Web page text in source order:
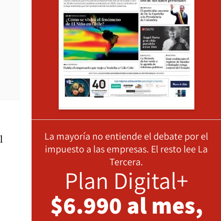
La mayoría no entiende el debate por el
impuesto a las empresas. El resto lee La
Tercera.
Plan Digital+
$6.990 al mes,